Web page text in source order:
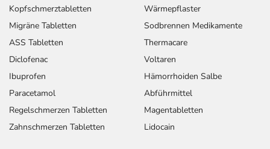
Kopfschmerztabletten
Migräne Tabletten
ASS Tabletten
Diclofenac
Ibuprofen
Paracetamol
Regelschmerzen Tabletten
Zahnschmerzen Tabletten
Wärmepflaster
Sodbrennen Medikamente
Thermacare
Voltaren
Hämorrhoiden Salbe
Abführmittel
Magentabletten
Lidocain